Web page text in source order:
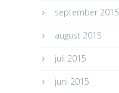
september 2015
august 2015
juli 2015
juni 2015